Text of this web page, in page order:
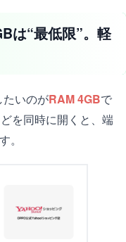
は“最低限”。軽
いのがRAM 4GBで
を同時に開くと、端
。